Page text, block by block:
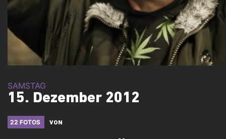
SAMSTAG
15. Dezember 2012
22 FOTOS VON